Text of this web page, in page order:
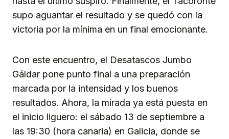
supo aguantar el resultado y se quedó con la
victoria por la mínima en un final emocionante.
Con este encuentro, el Desatascos Jumbo
Gáldar pone punto final a una preparación
marcada por la intensidad y los buenos
resultados. Ahora, la mirada ya está puesta en
el inicio liguero: el sábado 13 de septiembre a
las 19:30 (hora canaria) en Galicia, donde se